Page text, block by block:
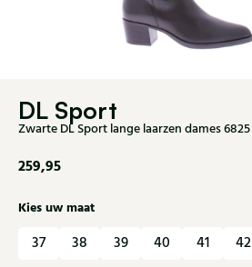
DL Sport
Zwarte DL Sport lange laarzen dames 6825
259,95
Kies uw maat
37 38 39 40 41 42